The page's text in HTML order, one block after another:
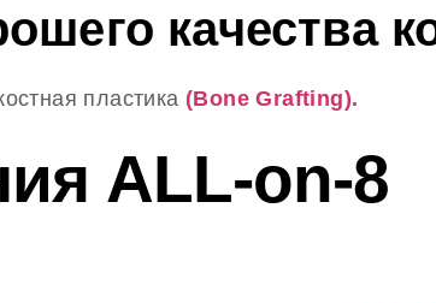
качества
пластика (Bone Grafting).
ALL-on-8